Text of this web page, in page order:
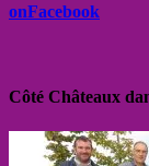
onFacebook
Côté Châteaux